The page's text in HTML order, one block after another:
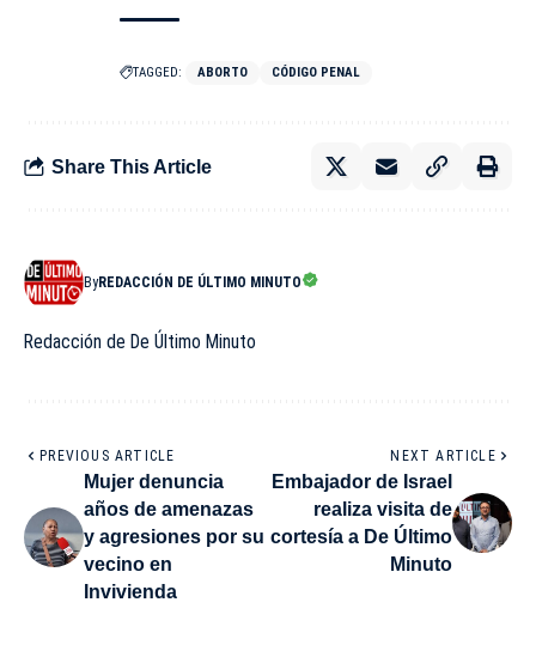
TAGGED: ABORTO CÓDIGO PENAL
Share This Article
ByREDACCIÓN DE ÚLTIMO MINUTO
Redacción de De Último Minuto
PREVIOUS ARTICLE
Mujer denuncia
años de amenazas
y agresiones por su
vecino en
Invivienda
NEXT ARTICLE
Embajador de Israel
realiza visita de
cortesía a De Último
Minuto